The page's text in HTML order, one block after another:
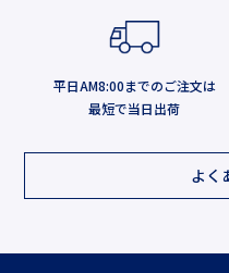
平日AM8:00までのご注文は
最短で当日出荷
よく